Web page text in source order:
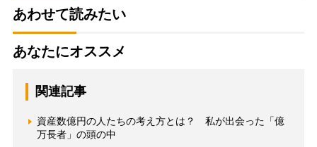
あわせて読みたい
あなたにオススメ
関連記事
資産数億円の人たちの考え方とは？ 私が出会った「億
万長者」の頭の中